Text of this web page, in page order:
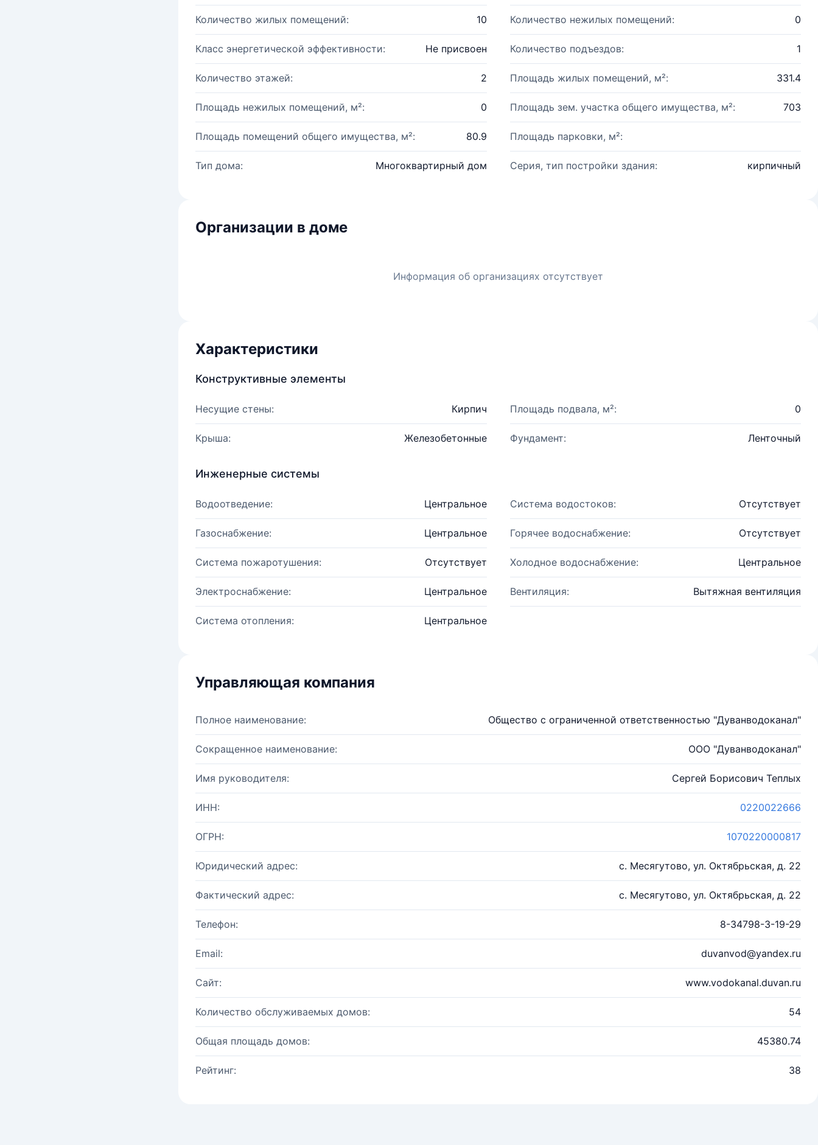
Количество жилых помещений: 10 Количество нежилых помещений: 0
Класс энергетической эффективности: Не присвоен Количество подъездов: 1
Количество этажей: 2 Площадь жилых помещений, м²: 331.4
Площадь нежилых помещений, м²: 0 Площадь зем. участка общего имущества, м²: 703
Площадь помещений общего имущества, м²: 80.9 Площадь парковки, м²:
Тип дома: Многоквартирный дом Серия, тип постройки здания: кирпичный
Организации в доме
Информация об организациях отсутствует
Характеристики
Конструктивные элементы
Несущие стены: Кирпич Площадь подвала, м²: 0
Крыша: Железобетонные Фундамент: Ленточный
Инженерные системы
Водоотведение: Центральное Система водостоков: Отсутствует
Газоснабжение: Центральное Горячее водоснабжение: Отсутствует
Система пожаротушения: Отсутствует Холодное водоснабжение: Центральное
Электроснабжение: Центральное Вентиляция: Вытяжная вентиляция
Система отопления: Центральное
Управляющая компания
Полное наименование: Общество с ограниченной ответственностью "Дуванводоканал"
Сокращенное наименование: ООО "Дуванводоканал"
Имя руководителя: Сергей Борисович Теплых
ИНН: 0220022666
ОГРН: 1070220000817
Юридический адрес: с. Месягутово, ул. Октябрьская, д. 22
Фактический адрес: с. Месягутово, ул. Октябрьская, д. 22
Телефон: 8-34798-3-19-29
Email: duvanvod@yandex.ru
Сайт: www.vodokanal.duvan.ru
Количество обслуживаемых домов: 54
Общая площадь домов: 45380.74
Рейтинг: 38